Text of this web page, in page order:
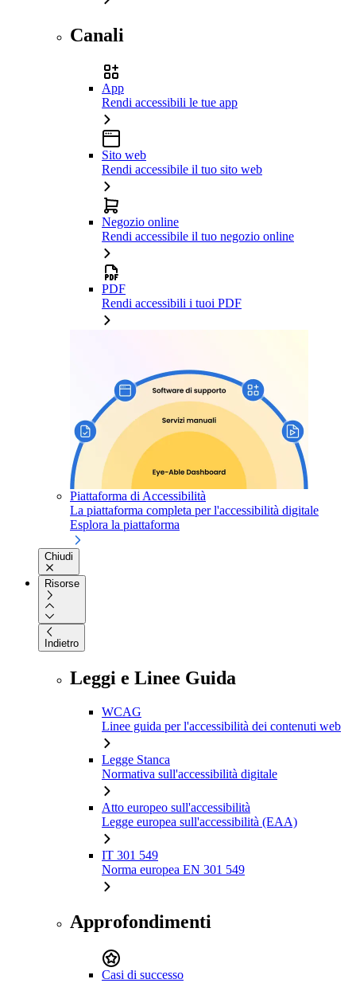
Canali
App
Rendi accessibili le tue app
Sito web
Rendi accessibile il tuo sito web
Negozio online
Rendi accessibile il tuo negozio online
PDF
Rendi accessibili i tuoi PDF
Piattaforma di Accessibilità
La piattaforma completa per l'accessibilità digitale
Esplora la piattaforma
Chiudi
Risorse
Indietro
Leggi e Linee Guida
WCAG
Linee guida per l'accessibilità dei contenuti web
Legge Stanca
Normativa sull'accessibilità digitale
Atto europeo sull'accessibilità
Legge europea sull'accessibilità (EAA)
IT 301 549
Norma europea EN 301 549
Approfondimenti
Casi di successo